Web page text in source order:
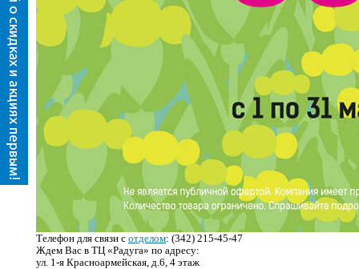
Телефон для связи с отделом: (342) 215-45-47
Ждем Вас в ТЦ «Радуга» по адресу:
ул. 1-я Красноармейская, д.6, 4 этаж